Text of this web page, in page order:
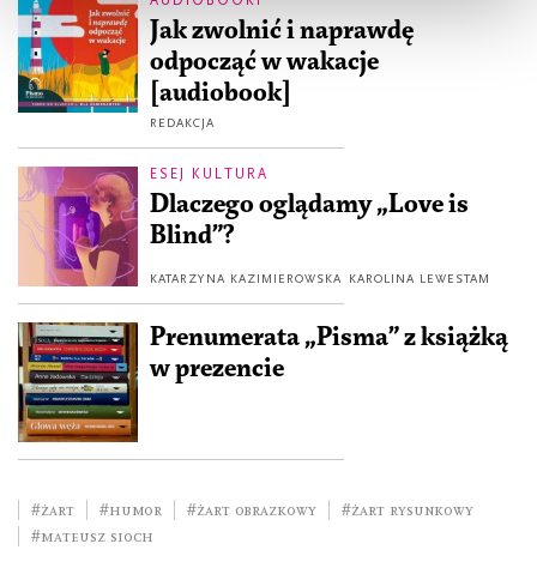
Jak zwolnić i naprawdę
odpocząć w wakacje
[audiobook]
REDAKCJA
ESEJ KULTURA
Dlaczego oglądamy „Love is
Blind”?
KATARZYNA KAZIMIEROWSKA KAROLINA LEWESTAM
Prenumerata „Pisma” z książką
w prezencie
#żart #humor #żart obrazkowy
#żart rysunkowy
#mateusz sioch